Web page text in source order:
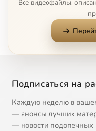
Прощеное
13 Икона Божией
14
Все видеофайлы,
Подписаться на
Каждую неделю в
— анонсы лучших
— новости подопечных